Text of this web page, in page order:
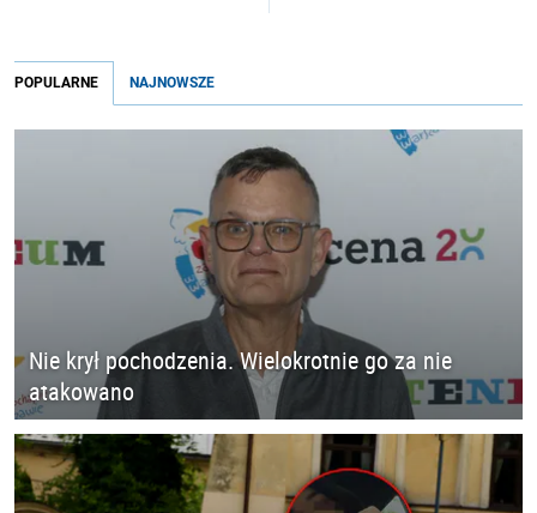
POPULARNE NAJNOWSZE
Nie krył pochodzenia. Wielokrotnie go za nie
atakowano